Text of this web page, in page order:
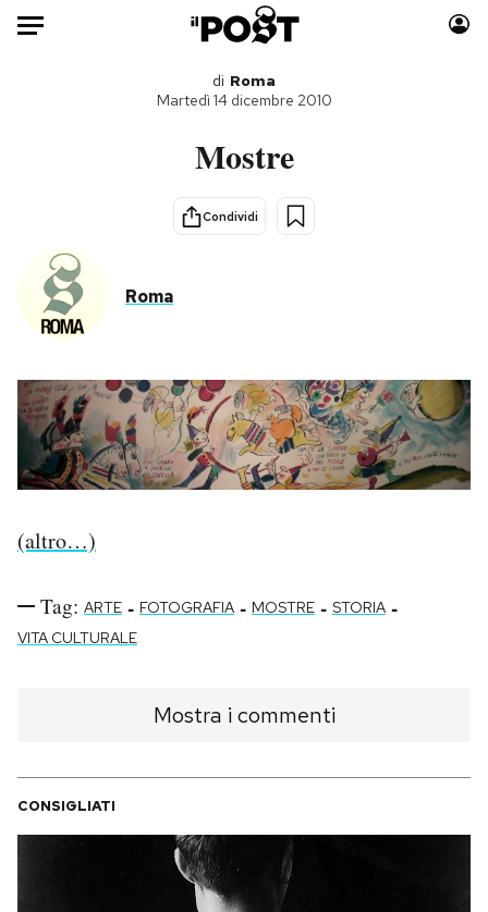
Auto
Tecnologia
Internet
Scienza
Economia
Sport
Libri
Altrecose
Mondiali calcio 2026
PODCAST
NEWSLETTER
CALENDARIO
AREA PERSONALE
di Roma
Martedì 14 dicembre 2010
Mostre
Condividi
Roma
(altro…)
Tag: ARTE - FOTOGRAFIA - MOSTRE - STORIA -
VITA CULTURALE
Mostra i commenti
CONSIGLIATI